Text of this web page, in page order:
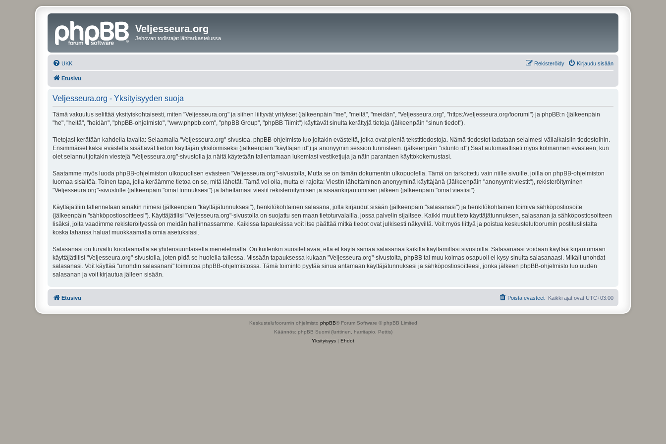
Veljesseura.org
Jehovan todistajat lähitarkastelussa
UKK Kirjaudu sisään
Rekisteröidy
Etusivu
Veljesseura.org - Yksityisyyden suoja
Tämä vakuutus selittää yksityiskohtaisesti, miten "Veljesseura.org" ja siihen liittyvät yritykset (jälkeenpäin "me", "meitä", "meidän", "Veljesseura.org", "https://veljesseura.org/foorumi") ja phpBB:n (jälkeenpäin
"he", "heitä", "heidän", "phpBB-ohjelmisto", "www.phpbb.com", "phpBB Group", "phpBB Tiimit") käyttävät sinulta kerättyjä tietoja (jälkeenpäin "sinun tiedot").
Tietojasi kerätään kahdella tavalla: Selaamalla "Veljesseura.org"-sivustoa. phpBB-ohjelmisto luo joitakin evästeitä, jotka ovat pieniä tekstitiedostoja. Nämä tiedostot ladataan selaimesi väliaikaisiin tiedostoihin.
Ensimmäiset kaksi evästettä sisältävät tiedon käyttäjän yksilöimiseksi (jälkeenpäin "käyttäjän id") ja anonyymin session tunnisteen. (jälkeenpäin "istunto id") Saat automaattiseti myös kolmannen evästeen, kun
olet selannut joitakin viestejä "Veljesseura.org"-sivustolla ja näitä käytetään tallentamaan lukemiasi vestiketjuja ja näin parantaen käyttökokemustasi.
Saatamme myös luoda phpBB-ohjelmiston ulkopuolisen evästeen "Veljesseura.org"-sivustolta, Mutta se on tämän dokumentin ulkopuolella. Tämä on tarkoitettu vain niille sivuille, joilla on phpBB-ohjelmiston
luomaa sisältöä. Toinen tapa, jolla keräämme tietoa on se, mitä lähetät. Tämä voi olla, mutta ei rajoita: Viestin lähettäminen anonyyminä käyttäjänä (Jälkeenpäin "anonyymit viestit"), rekisteröityminen
"Veljesseura.org"-sivustolle (jälkeenpäin "omat tunnuksesi") ja lähettämäsi viestit rekisteröitymisen ja sisäänkirjautumisen jälkeen (jälkeenpäin "omat viestisi").
Käyttäjätiliin tallennetaan ainakin nimesi (jälkeenpäin "käyttäjätunnuksesi"), henkilökohtainen salasana, jolla kirjaudut sisään (jälkeenpäin "salasanasi") ja henkilökohtainen toimiva sähköpostiosoite
(jälkeenpäin "sähköpostiosoitteesi"). Käyttäjätilisi "Veljesseura.org"-sivustolla on suojattu sen maan tietoturvalailla, jossa palvelin sijaitsee. Kaikki muut tieto käyttäjätunnuksen, salasanan ja sähköpostiosoitteen
lisäksi, joita vaadimme rekisteröityessä on meidän hallinnassamme. Kaikissa tapauksissa voit itse päättää mitkä tiedot ovat julkisesti näkyvillä. Voit myös liittyä ja poistua keskustelufoorumin postituslistalta
koska tahansa haluat muokkaamalla omia asetuksiasi.
Salasanasi on turvattu koodaamalla se yhdensuuntaisella menetelmällä. On kuitenkin suositeltavaa, että et käytä samaa salasanaa kaikilla käyttämilläsi sivustoilla. Salasanaasi voidaan käyttää kirjautumaan
käyttäjätiliisi "Veljesseura.org"-sivustolla, joten pidä se huolella tallessa. Missään tapauksessa kukaan "Veljesseura.org"-sivustolta, phpBB tai muu kolmas osapuoli ei kysy sinulta salasanaasi. Mikäli unohdat
salasanasi. Voit käyttää "unohdin salasanani" toimintoa phpBB-ohjelmistossa. Tämä toiminto pyytää sinua antamaan käyttäjätunnuksesi ja sähköpostiosoitteesi, jonka jälkeen phpBB-ohjelmisto luo uuden
salasanan ja voit kirjautua jälleen sisään.
Etusivu Kaikki ajat ovat UTC+03:00
Poista evästeet
Keskustelufoorumin ohjelmisto phpBB® Forum Software © phpBB Limited
Käännös: phpBB Suomi (lurttinen, harritapio, Pettis)
Yksityisyys | Ehdot